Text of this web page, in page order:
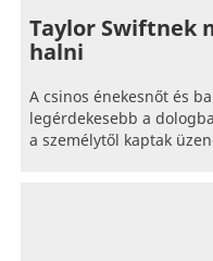
Taylor Swiftnek
halni
A csinos énekesnőt és
legérdekesebb a
a személytől kaptak